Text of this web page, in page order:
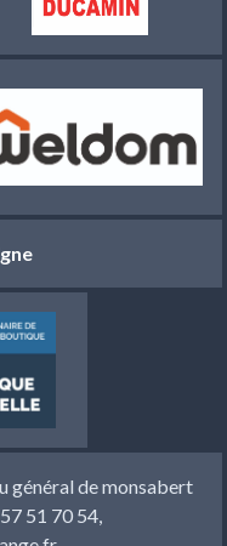
général de monsabert
51 70 54,